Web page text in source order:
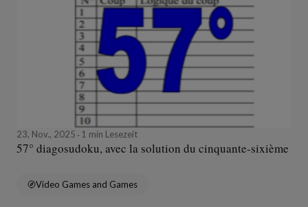
23, Nov., 2025 1 min Lesezeit
57° diagosudoku, avec la solution du cinquante-sixième
Video Games and Games